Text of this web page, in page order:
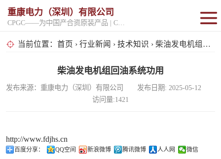
重康电力（深圳）有限公司
当前位置： 首页 › 行业新闻 › 技术知识 › 柴油发电机组回油系统功用
柴油发电机组回油系统功用
发布来源：重康电力（深圳）有限公司 发布日期: 2025-05-12
访问量:1421
http://www.fdjhs.cn
百度分享： QQ空间 新浪微博 腾讯微博 人人网 微信
固定开架式
移动电站